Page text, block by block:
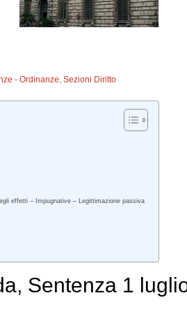
- Ordinanze,Sezioni Diritto
effetti – Impugnative – Legittimazione passiva
Sentenza 1